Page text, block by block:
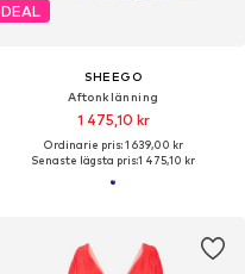
DEAL
SHEEGO
Aftonklänning
1 475,10 kr
Ordinarie pris: 1 639,00 kr
Senaste lägsta pris:1 475,10 kr